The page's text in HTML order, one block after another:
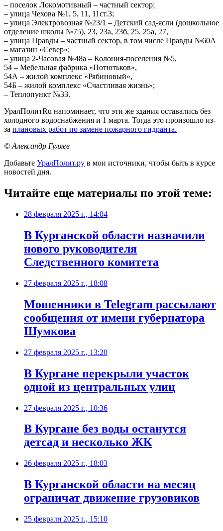
– поселок Локомотивный – частный сектор;
– улица Чехова №1, 5, 11, 11ст.3;
– улица Электровозная №23/1 – Детский сад-ясли (дошкольное
отделение школы №75), 23, 23а, 23б, 25, 25а, 27,
– улица Правды – частный сектор, в том числе Правды №60А
– магазин «Север»;
– улица 2-Часовая №48а – Колония-поселения №5,
54 – Мебельная фабрика «Потютьков»,
54А – жилой комплекс «Рябиновый»,
54Б – жилой комплекс «Счастливая жизнь»;
– Теплопункт №33.
УралПолитRu напоминает, что эти же здания оставались без
холодного водоснабжения и 1 марта. Тогда это произошло из-
за плановых работ по замене пожарного гидранта.
© Александр Гуляев
Добавьте УралПолит.ру в мои источники, чтобы быть в курсе
новостей дня.
Читайте еще материалы по этой теме:
28 февраля 2025 г., 14:04
В Курганской области назначили
нового руководителя
Следственного комитета
27 февраля 2025 г., 18:08
Мошенники в Telegram рассылают
сообщения от имени губернатора
Шумкова
27 февраля 2025 г., 13:20
В Кургане перекрыли участок
одной из центральных улиц
27 февраля 2025 г., 10:36
В Кургане без воды останутся
детсад и несколько ЖК
26 февраля 2025 г., 18:03
В Курганской области на месяц
ограничат движение грузовиков
25 февраля 2025 г., 15:10